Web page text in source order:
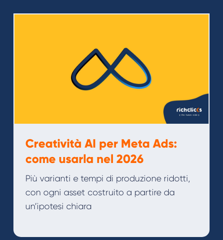
Creatività AI per Meta Ads:
come usarla nel 2026
Più varianti e tempi di produzione ridotti,
con ogni asset costruito a partire da
un’ipotesi chiara